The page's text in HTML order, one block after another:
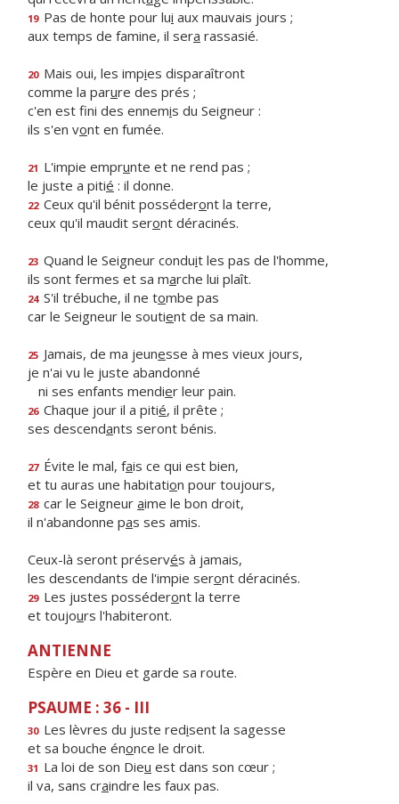
19 Pas de honte pour lui aux mauvais jours ;
aux temps de famine, il sera rassasié.
20 Mais oui, les impies disparaîtront
comme la parure des prés ;
c'en est fini des ennemis du Seigneur :
ils s'en vont en fumée.
21 L'impie emprunte et ne rend pas ;
le juste a pitié : il donne.
22 Ceux qu'il bénit posséderont la terre,
ceux qu'il maudit seront déracinés.
23 Quand le Seigneur conduit les pas de l'homme,
ils sont fermes et sa marche lui plaît.
24 S'il trébuche, il ne tombe pas
car le Seigneur le soutient de sa main.
25 Jamais, de ma jeunesse à mes vieux jours,
je n'ai vu le juste abandonné
ni ses enfants mendier leur pain.
26 Chaque jour il a pitié, il prête ;
ses descendants seront bénis.
27 Évite le mal, fais ce qui est bien,
et tu auras une habitation pour toujours,
28 car le Seigneur aime le bon droit,
il n'abandonne pas ses amis.
Ceux-là seront préservés à jamais,
les descendants de l'impie seront déracinés.
29 Les justes posséderont la terre
et toujours l'habiteront.
ANTIENNE
Espère en Dieu et garde sa route.
PSAUME : 36 - III
30 Les lèvres du juste redisent la sagesse
et sa bouche énonce le droit.
31 La loi de son Dieu est dans son cœur ;
il va, sans craindre les faux pas.